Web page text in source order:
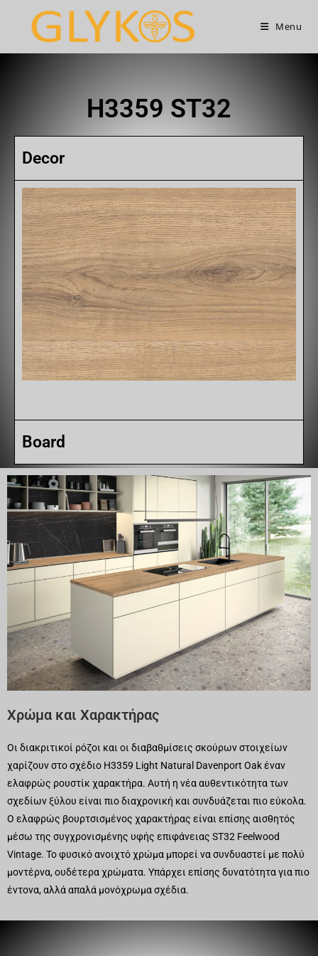
Menu
H3359 ST32
Decor
Board
Χρώμα και Χαρακτήρας
Οι διακριτικοί ρόζοι και οι διαβαθμίσεις σκούρων στοιχείων
χαρίζουν στο σχέδιο H3359 Light Natural Davenport Oak έναν
ελαφρώς ρουστίκ χαρακτήρα. Αυτή η νέα αυθεντικότητα των
σχεδίων ξύλου είναι πιο διαχρονική και συνδυάζεται πιο εύκολα.
Ο ελαφρώς βουρτσισμένος χαρακτήρας είναι επίσης αισθητός
μέσω της συγχρονισμένης υφής επιφάνειας ST32 Feelwood
Vintage. Το φυσικό ανοιχτό χρώμα μπορεί να συνδυαστεί με πολύ
μοντέρνα, ουδέτερα χρώματα. Υπάρχει επίσης δυνατότητα για πιο
έντονα, αλλά απαλά μονόχρωμα σχέδια.